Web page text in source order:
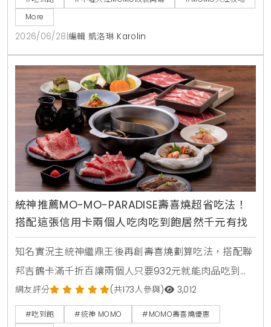
排隊入場用餐者，免費送澳洲和牛肉盤一份。
More
2026/06/28 編輯 凱洛琳 Karolin
統神推薦MO-MO-PARADISE壽喜燒超省吃法！
搭配這張信用卡兩個人吃肉吃到飽居然千元有找
知名實況主統神繼鼎王後再創壽喜燒劃算吃法，搭配聯
邦吉鶴卡滿千折百讓兩個人只要932元就能肉品吃到
飽，連MOMO官方都親自留言揭露更便宜的隱藏優惠。
網友評分 (共173人參與) 3,012
#吃到飽 #統神 MOMO
#MOMO壽喜燒優惠